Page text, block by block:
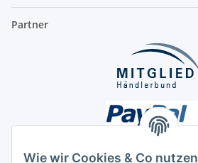
Wie wir Cookies & Co nutzen
Partner